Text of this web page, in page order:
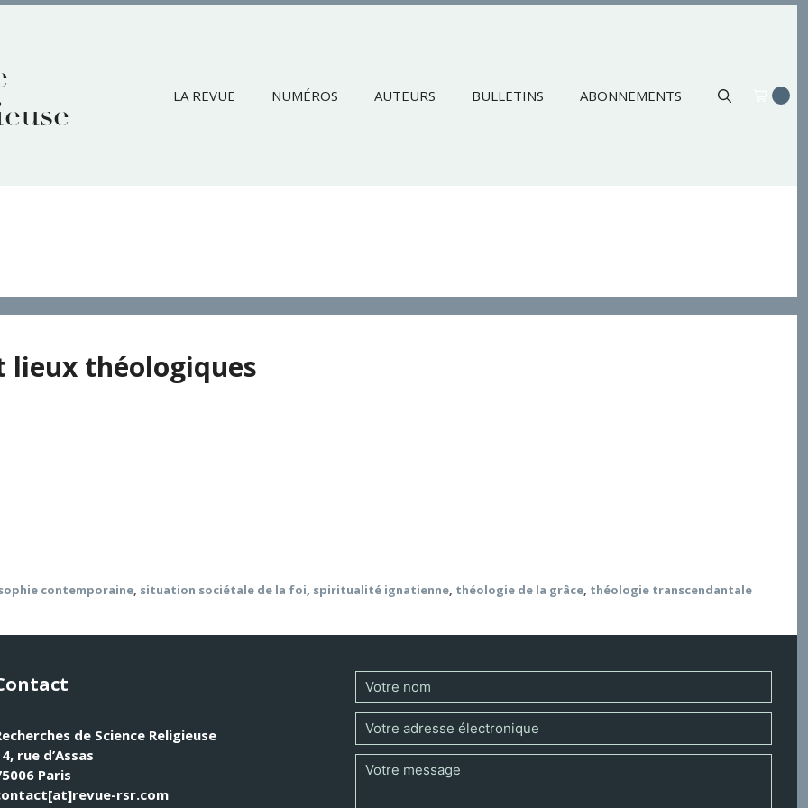
LA REVUE NUMÉROS AUTEURS BULLETINS ABONNEMENTS
lieux théologiques
contemporaine, situation sociétale de la foi, spiritualité ignatienne, théologie de la grâce, théologie transcendantale
de Science Religieuse
rue d’Assas
Paris
rsr.com